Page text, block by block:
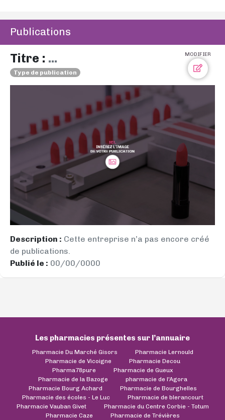
Publications
MODIFIER
Titre : ...
Type de publication
Description : Cette entreprise n’a pas encore créé
de publications.
Publié le : 00/00/0000
Les pharmacies présentes sur l’annuaire
Pharmacie Du Marché Gisors
Pharmacie Lernould
Pharmacie de Vicoigne
Pharmacie Decou
Pharma78pure
Pharmacie de Gueux
Pharmacie de la Bazoge
pharmacie de l'Agora
Pharmacie Bourg Achard
Pharmacie de Bourghelles
Pharmacie des écoles - Le Luc
Pharmacie de blerancourt
Pharmacie Vauban Givet
Pharmacie du Centre Corbie - Totum
Pharmacie Caze
Pharmacie de Trévières